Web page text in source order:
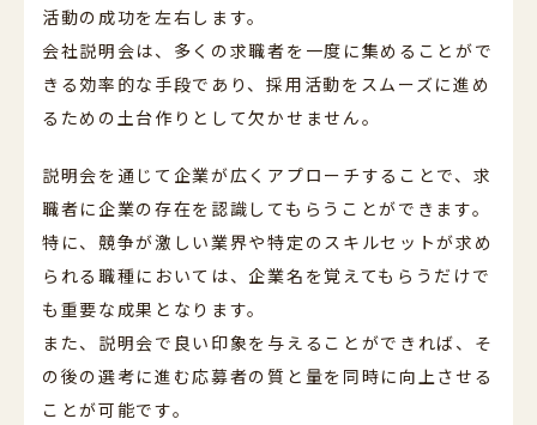
活動の成功を左右します。
会社説明会は、多くの求職者を一度に集めることがで
きる効率的な手段であり、採用活動をスムーズに進め
るための土台作りとして欠かせません。
説明会を通じて企業が広くアプローチすることで、求
職者に企業の存在を認識してもらうことができます。
特に、競争が激しい業界や特定のスキルセットが求め
られる職種においては、企業名を覚えてもらうだけで
も重要な成果となります。
また、説明会で良い印象を与えることができれば、そ
の後の選考に進む応募者の質と量を同時に向上させる
ことが可能です。